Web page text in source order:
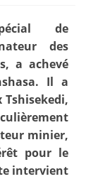
de
des
a achevé
Il a
minier,
pour le
intervient